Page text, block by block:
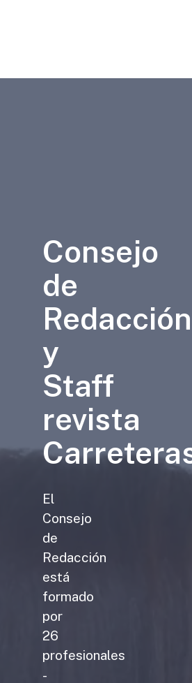
Consejo
de
Redacción
y
Staff
revista
El
Consejo
de
Redacción
está
formado
por
26
profesionales
-